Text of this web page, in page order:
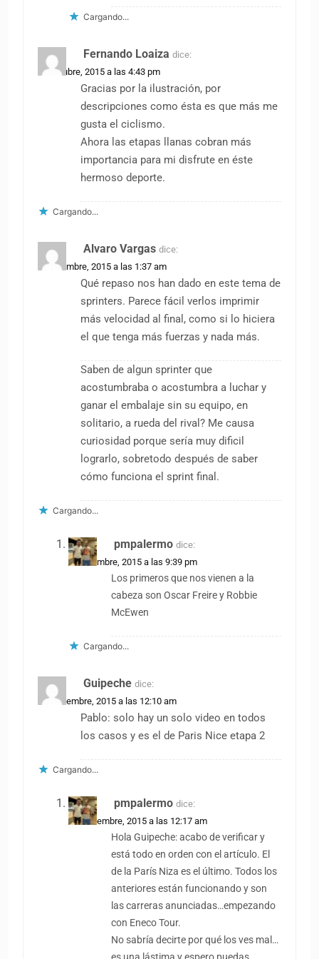
Cargando...
Fernando Loaiza dice:
31 octubre, 2015 a las 4:43 pm
Gracias por la ilustración, por
descripciones como ésta es que más me
gusta el ciclismo.
Ahora las etapas llanas cobran más
importancia para mi disfrute en éste
hermoso deporte.
Cargando...
Alvaro Vargas dice:
1 noviembre, 2015 a las 1:37 am
Qué repaso nos han dado en este tema de
sprinters. Parece fácil verlos imprimir
más velocidad al final, como si lo hiciera
el que tenga más fuerzas y nada más.
Saben de algun sprinter que
acostumbraba o acostumbra a luchar y
ganar el embalaje sin su equipo, en
solitario, a rueda del rival? Me causa
curiosidad porque sería muy dificil
lograrlo, sobretodo después de saber
cómo funciona el sprint final.
Cargando...
pmpalermo dice:
1 noviembre, 2015 a las 9:39 pm
Los primeros que nos vienen a la
cabeza son Oscar Freire y Robbie
McEwen
Cargando...
Guipeche dice:
12 noviembre, 2015 a las 12:10 am
Pablo: solo hay un solo video en todos
los casos y es el de Paris Nice etapa 2
Cargando...
pmpalermo dice:
12 noviembre, 2015 a las 12:17 am
Hola Guipeche: acabo de verificar y
está todo en orden con el artículo. El
de la París Niza es el último. Todos los
anteriores están funcionando y son
las carreras anunciadas…empezando
con Eneco Tour.
No sabría decirte por qué los ves mal…